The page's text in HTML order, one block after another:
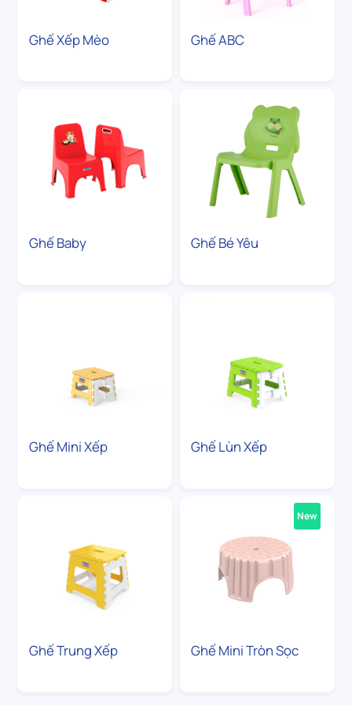
Ghế Xếp Mèo Ghế ABC
Ghế Baby Ghế Bé Yêu
Ghế Mini Xếp Ghế Lùn Xếp
Ghế Trung Xếp Ghế Mini Tròn Sọc
New